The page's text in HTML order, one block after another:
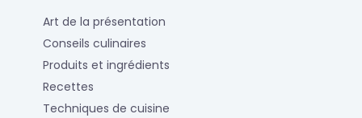
Art de la présentation
Conseils culinaires
Produits et ingrédients
Recettes
Techniques de cuisine